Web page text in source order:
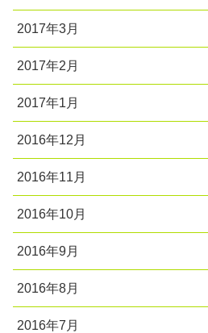
2017年3月
2017年2月
2017年1月
2016年12月
2016年11月
2016年10月
2016年9月
2016年8月
2016年7月